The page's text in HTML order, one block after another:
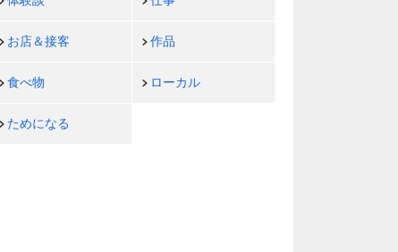
お店＆接客 作品
食べ物 ローカル
ためになる